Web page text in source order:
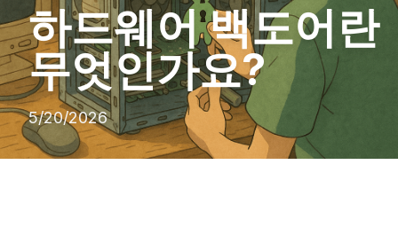
하드웨어 백도어란
무엇인가요?
5/20/2026